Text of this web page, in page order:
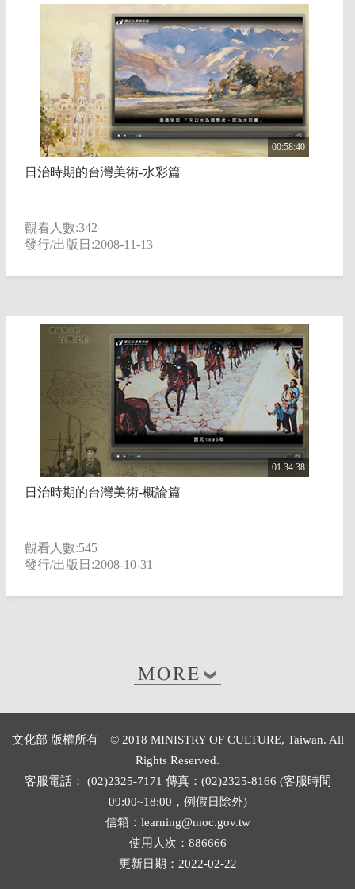
00:58:40
日治時期的台灣美術-水彩篇
觀看人數:342
發行/出版日:2008-11-13
01:34:38
日治時期的台灣美術-概論篇
觀看人數:545
發行/出版日:2008-10-31
文化部 版權所有 © 2018 MINISTRY OF CULTURE, Taiwan. All
Rights Reserved.
客服電話： (02)2325-7171 傳真：(02)2325-8166 (客服時間
09:00~18:00，例假日除外)
信箱：learning@moc.gov.tw
使用人次：886666
更新日期：2022-02-22